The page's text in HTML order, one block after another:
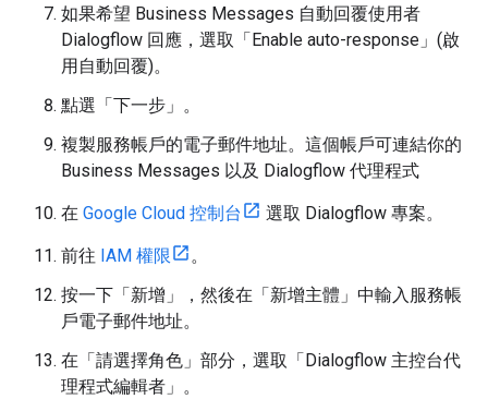
如果希望 Business Messages 自動回覆使用者
Dialogflow 回應，選取「Enable auto-response」(啟
用自動回覆)。
點選「下一步」。
複製服務帳戶的電子郵件地址。這個帳戶可連結你的
Business Messages 以及 Dialogflow 代理程式
在 Google Cloud 控制台 選取 Dialogflow 專案。
前往 IAM 權限
。
按一下「新增」
，然後在「新增主體」 中輸入服務帳
戶電子郵件地址。
在「請選擇角色」 部分，選取「Dialogflow 主控台代
理程式編輯者」 。